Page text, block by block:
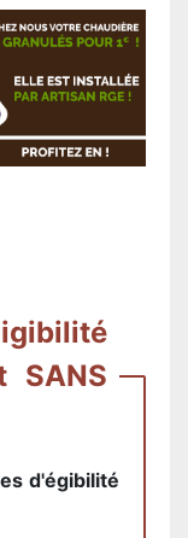
SANS
d'égibilité